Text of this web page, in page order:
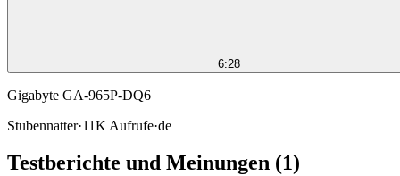
6:28
Gigabyte GA-965P-DQ6
Stubennatter·11K Aufrufe·de
Testberichte und Meinungen (1)